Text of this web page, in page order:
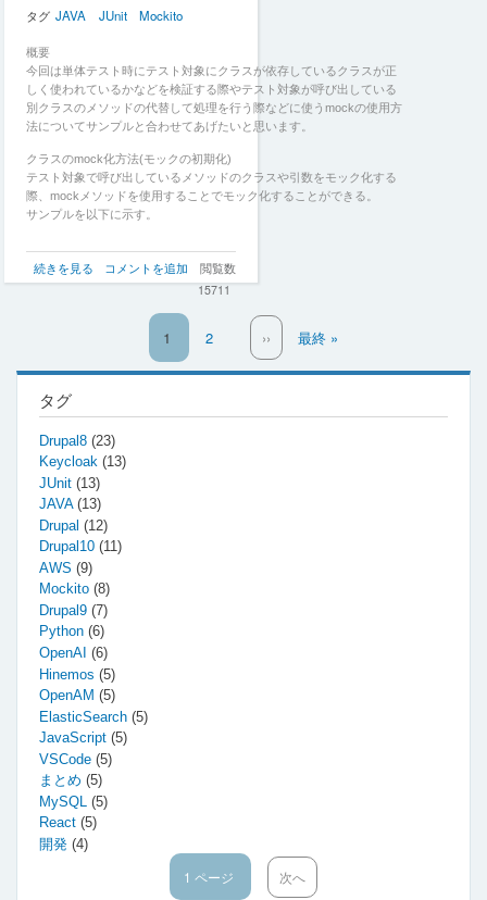
内
の
検
証
方
法
タグ JAVA JUnit Mockito
概要
今回は単体テスト時にテスト対象にクラスが依存しているクラスが正
しく使われているかなどを検証する際やテスト対象が呼び出している
別クラスのメソッドの代替して処理を行う際などに使うmockの使用方
法についてサンプルと合わせてあげたいと思います。
クラスのmock化方法(モックの初期化)
テスト対象で呼び出しているメソッドのクラスや引数をモック化する
際、mockメソッドを使用することでモック化することができる。
サンプルを以下に示す。
ク
ラ
方
法
と
mock
し
た
ク
ラ
ス
の
メ
ッ
ド
の
返
り
値
の
設
定
方
法
の
続きを見る コメントを追加
閲覧数
15711
カ
レ
ン
ペ
1
ペ
ジ
2
次
ペ
ー
››
最
ペ
ジ
最終 »
タグ
Drupal8 (23)
Keycloak (13)
JUnit (13)
JAVA (13)
Drupal (12)
Drupal10 (11)
AWS (9)
Mockito (8)
Drupal9 (7)
Python (6)
OpenAI (6)
Hinemos (5)
OpenAM (5)
ElasticSearch (5)
JavaScript (5)
VSCode (5)
まとめ (5)
MySQL (5)
React (5)
開発 (4)
1 ページ
次
ペ
次へ